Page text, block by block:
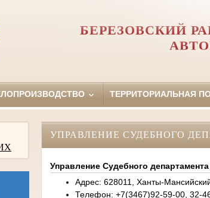
БЕРЕЗОВСКИЙ
ТЕРРИТОРИАЛЬНАЯ
УПРАВЛЕНИЕ СУДЕБНОГО
Управление Судебного
Адрес: 628011, Ханты-
Телефон: +7(3467)92-59-00, 32-